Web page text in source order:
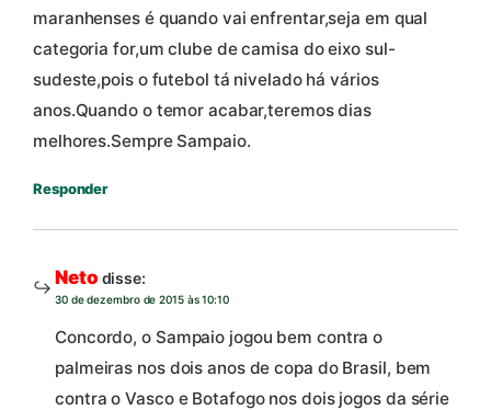
maranhenses é quando vai enfrentar,seja em qual
categoria for,um clube de camisa do eixo sul-
sudeste,pois o futebol tá nivelado há vários
anos.Quando o temor acabar,teremos dias
melhores.Sempre Sampaio.
Responder
Neto disse:
30 de dezembro de 2015 às 10:10
Concordo, o Sampaio jogou bem contra o
palmeiras nos dois anos de copa do Brasil, bem
contra o Vasco e Botafogo nos dois jogos da série